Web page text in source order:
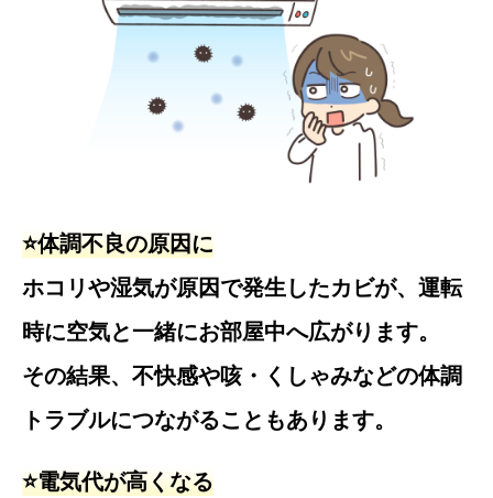
⭐️体調不良の原因に
ホコリや湿気が原因で発生したカビが、運転
時に空気と一緒にお部屋中へ広がります。
その結果、不快感や咳・くしゃみなどの体調
トラブルにつながることもあります。
⭐️電気代が高くなる